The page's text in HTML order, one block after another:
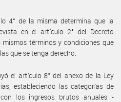
4° de la misma determina que la
en el artículo 2° del Decreto
términos y condiciones que
que se tenga derecho.
el artículo 8° del anexo de la Ley
estableciendo las categorías de
los ingresos brutos anuales -